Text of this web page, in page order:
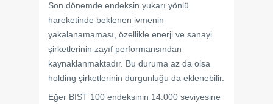
Son dönemde endeksin yukarı yönlü
hareketinde beklenen ivmenin
yakalanamaması, özellikle enerji ve sanayi
şirketlerinin zayıf performansından
kaynaklanmaktadır. Bu duruma az da olsa
holding şirketlerinin durgunluğu da eklenebilir.
Eğer BIST 100 endeksinin 14.000 seviyesine